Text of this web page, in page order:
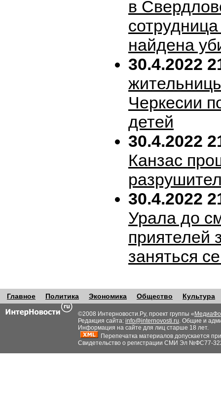
в
найдена
30.4.2022
Черкесии
детей
30.4.2022
Канзас
30.4.2022
Урала до
приятелей
заняться
Главное Политика Экономика Общество Культура
©2008 Интерновости.Ру, проект группы «
Редакция сайта: info@internovosti.ru. Общие и
Информация на сайте для лиц старше 18 лет.
Перепечатка материалов допускается
Свидетельство о регистрации СМИ Эл №ФС77-